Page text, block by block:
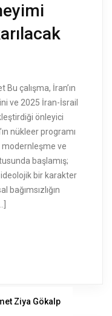
çalışma, İran’ın
ve 2025 İran-İsrail
önleyici
nükleer programı
modernleşme ve
başlamış;
bir karakter
Ziya Gökalp